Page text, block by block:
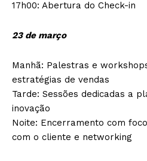
17h00: Abertura do Check-in
23 de março
Manhã: Palestras e
estratégias de vendas
Tarde: Sessões dedicadas a
inovação
Noite: Encerramento com
com o cliente e networking